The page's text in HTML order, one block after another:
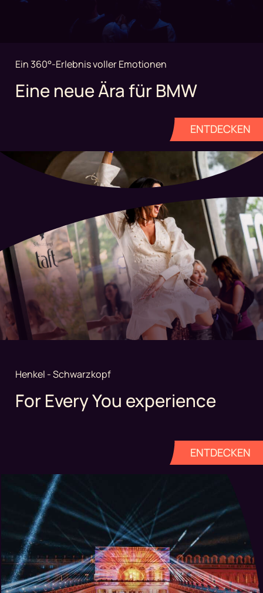
Ein 360°-Erlebnis voller Emotionen
Eine neue Ära für BMW
ENTDECKEN
Henkel - Schwarzkopf
For Every You experience
ENTDECKEN